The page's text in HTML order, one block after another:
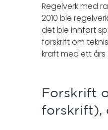
Regelverk med
2010 ble
det ble innført
forskrift om
kraft med ett
Forskrift
forskrift),